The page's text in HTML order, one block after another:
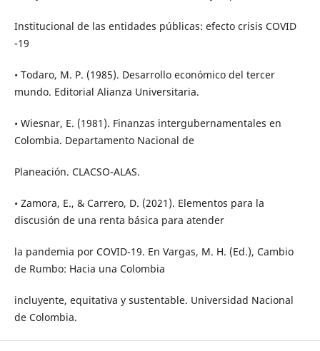
Institucional de las entidades públicas: efecto crisis COVID
-19
• Todaro, M. P. (1985). Desarrollo económico del tercer
mundo. Editorial Alianza Universitaria.
• Wiesnar, E. (1981). Finanzas intergubernamentales en
Colombia. Departamento Nacional de
Planeación. CLACSO-ALAS.
• Zamora, E., & Carrero, D. (2021). Elementos para la
discusión de una renta básica para atender
la pandemia por COVID-19. En Vargas, M. H. (Ed.), Cambio
de Rumbo: Hacia una Colombia
incluyente, equitativa y sustentable. Universidad Nacional
de Colombia.